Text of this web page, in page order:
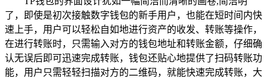
了，即使是初次接触数字钱包的新手用户，也能在短时间内快
速上手，用户可以轻松自如地进行资产的收发、转账等操作，
在进行转账时，只需输入对方的钱包地址和转账金额，仔细确
认无误后即可迅速完成转账，钱包还贴心地提供了扫码转账功
能，用户只需轻轻扫描对方的二维码，就能快速完成转账，大